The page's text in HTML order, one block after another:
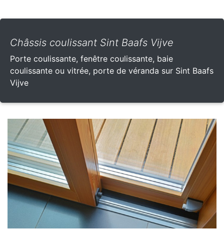
Châssis coulissant Sint Baafs Vijve
Porte coulissante, fenêtre coulissante, baie
coulissante ou vitrée, porte de véranda sur Sint Baafs
Vijve